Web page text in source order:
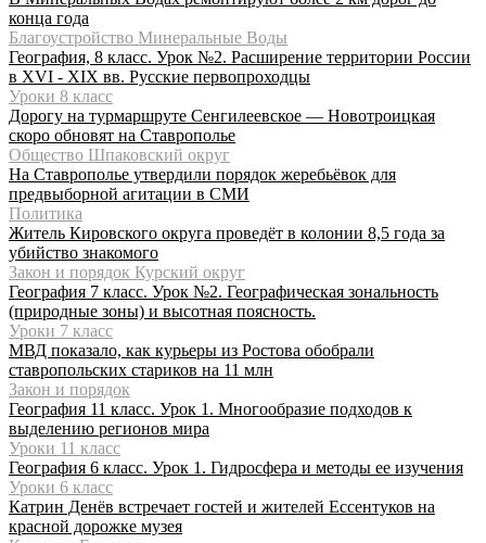
конца года
Благоустройство Минеральные Воды
География, 8 класс. Урок №2. Расширение территории России
в XVI - XIX вв. Русские первопроходцы
Уроки 8 класс
Дорогу на турмаршруте Сенгилеевское — Новотроицкая
скоро обновят на Ставрополье
Общество Шпаковский округ
На Ставрополье утвердили порядок жеребьёвок для
предвыборной агитации в СМИ
Политика
Житель Кировского округа проведёт в колонии 8,5 года за
убийство знакомого
Закон и порядок Курский округ
География 7 класс. Урок №2. Географическая зональность
(природные зоны) и высотная поясность.
Уроки 7 класс
МВД показало, как курьеры из Ростова обобрали
ставропольских стариков на 11 млн
Закон и порядок
География 11 класс. Урок 1. Многообразие подходов к
выделению регионов мира
Уроки 11 класс
География 6 класс. Урок 1. Гидросфера и методы ее изучения
Уроки 6 класс
Катрин Денёв встречает гостей и жителей Ессентуков на
красной дорожке музея